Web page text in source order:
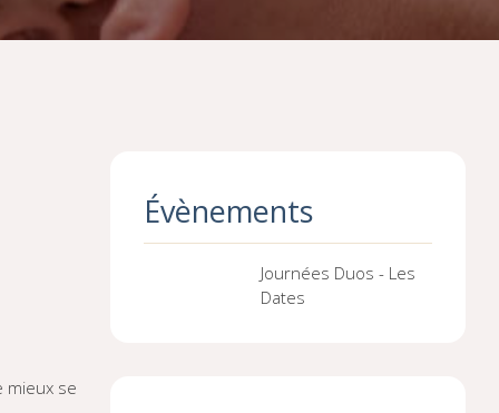
mieux se
Évènements
Journées Duos - Les
Dates